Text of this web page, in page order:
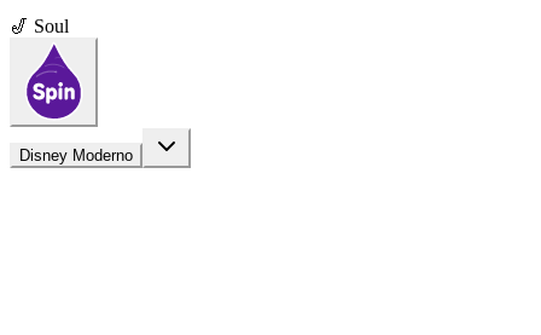
🎷 Soul
Disney Moderno